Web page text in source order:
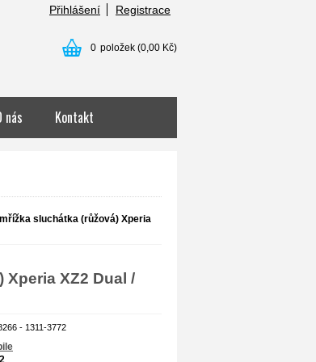
Přihlášení Registrace
0 položek (0,00 Kč)
nás Kontakt
sluchátka (růžová) Xperia
XZ2 Dual /
- 1311-3772